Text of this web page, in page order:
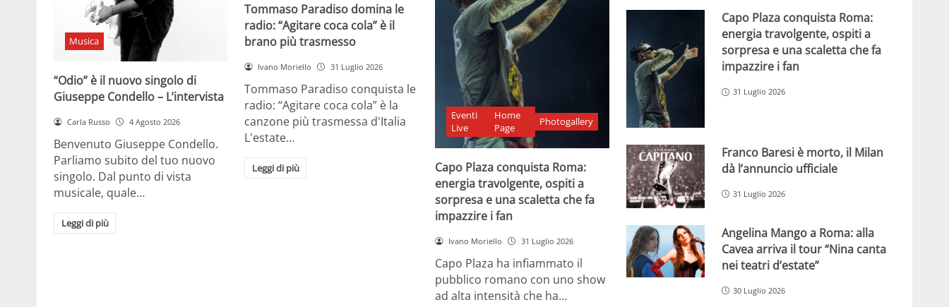
Musica
“Odio” è il nuovo singolo di
Giuseppe Condello – L’intervista
Carla Russo 4 Agosto 2026
Benvenuto Giuseppe Condello.
Parliamo subito del tuo nuovo
singolo. Dal punto di vista
musicale, quale…
Leggi di più
Tommaso Paradiso domina le
radio: “Agitare coca cola” è il
brano più trasmesso
Ivano Moriello 31 Luglio 2026
Tommaso Paradiso conquista le
radio: “Agitare coca cola” è la
canzone più trasmessa d'Italia
L'estate…
Leggi di più
Eventi
Live
Home
Page
Photogallery
Capo Plaza conquista Roma:
energia travolgente, ospiti a
sorpresa e una scaletta che fa
impazzire i fan
Ivano Moriello 31 Luglio 2026
Capo Plaza ha infiammato il
pubblico romano con uno show
ad alta intensità che ha…
Capo Plaza conquista Roma:
energia travolgente, ospiti a
sorpresa e una scaletta che fa
impazzire i fan
31 Luglio 2026
Franco Baresi è morto, il Milan
dà l’annuncio ufficiale
31 Luglio 2026
Angelina Mango a Roma: alla
Cavea arriva il tour “Nina canta
nei teatri d’estate”
30 Luglio 2026